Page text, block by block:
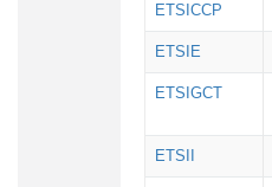
ETSICCP
ETSIE
ETSIGCT
ETSII